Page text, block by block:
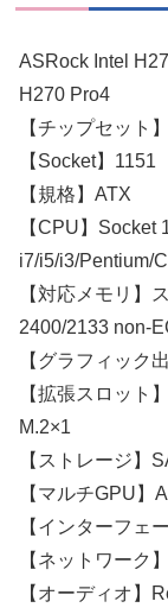
ASRock Intel
H270 Pro4
【チップセット
【Socket】1151
【規格】ATX
【CPU】Socket
i7/i5/i3/Pentium/
【対応メモリ】
2400/2133 non-
【グラフィック
【拡張スロット
M.2×1
【ストレージ】
【マルチGPU】
【インターフェ
【ネットワーク
【オーディオ】